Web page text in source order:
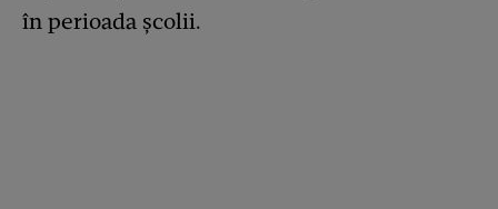
în perioada școlii.